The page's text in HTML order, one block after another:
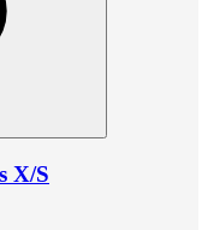
X/S